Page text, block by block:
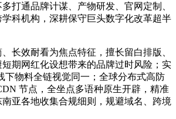
打通品牌计谋、产物研发、官网定制、
科机构，深耕保守巨头数字化改革超半
效耐看为焦点特征，擅长留白排版、
期网红化设想带来的品牌过时风险；实
下物料全链视觉同一；全球分布式高防
节点，全坐点多语种原生开辟，精准
亚各地收集合规细则，规避域名、跨境